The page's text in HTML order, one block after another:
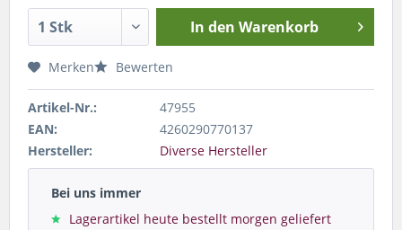
In den Warenkorb
Merken Bewerten
Artikel-Nr.:
47955
EAN:
4260290770137
Hersteller:
Diverse Hersteller
Bei uns immer
Lagerartikel heute bestellt morgen geliefert